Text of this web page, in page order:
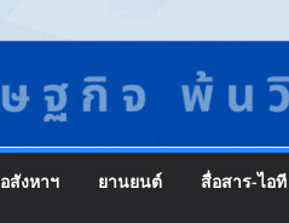
อสังหาฯ ยานยนต์ สื่อสาร-ไอที